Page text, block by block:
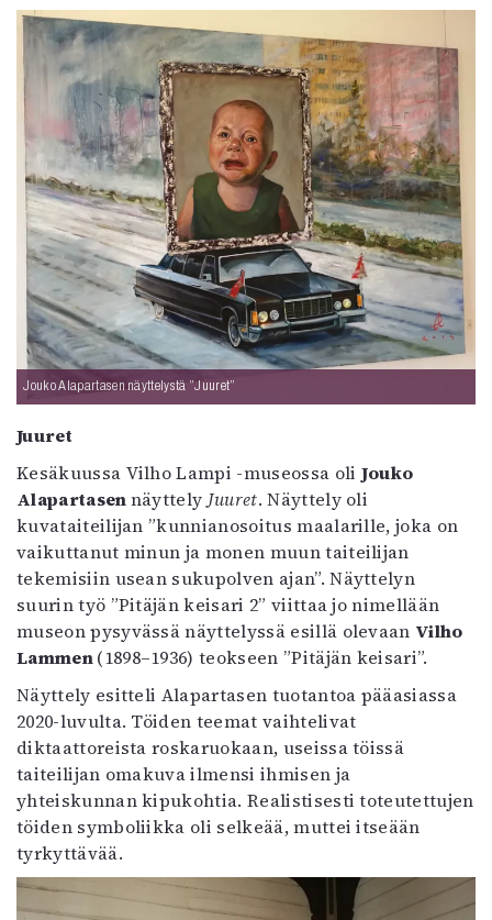
Jouko Alapartasen näyttelystä ”Juuret”
Juuret
Kesäkuussa Vilho Lampi -museossa oli Jouko
Alapartasennäyttely Juuret. Näyttely oli
kuvataiteilijan ”kunnianosoitus maalarille, joka on
vaikuttanut minun ja monen muun taiteilijan
tekemisiin usean sukupolven ajan”. Näyttelyn
suurin työ ”Pitäjän keisari 2” viittaa jo nimellään
museon pysyvässä näyttelyssä esillä olevaan Vilho
Lammen(1898–1936) teokseen ”Pitäjän keisari”.
Näyttely esitteli Alapartasen tuotantoa pääasiassa
2020-luvulta. Töiden teemat vaihtelivat
diktaattoreista roskaruokaan, useissa töissä
taiteilijan omakuva ilmensi ihmisen ja
yhteiskunnan kipukohtia. Realistisesti toteutettujen
töiden symboliikka oli selkeää, muttei itseään
tyrkyttävää.